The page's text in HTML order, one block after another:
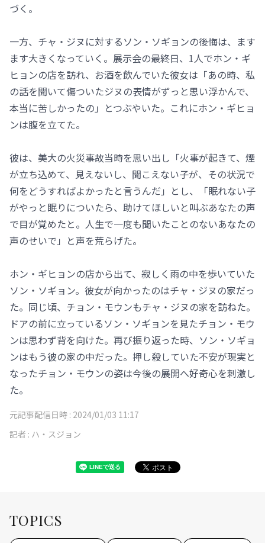
づく。
一方、チャ・ジヌに対するソン・ソギョンの後悔は、ます
ます大きくなっていく。展示会の最終日、1人でホン・ギ
ヒョンの店を訪れ、お酒を飲んでいた彼女は「あの時、私
の話を聞いて傷ついたジヌの表情がずっと思い浮かんで、
本当に苦しかったの」とつぶやいた。これにホン・ギヒョ
ンは腹を立てた。
彼は、美大の火災事故当時を思い出し「火事が起きて、煙
が立ち込めて、見えないし、聞こえない子が、その状況で
何をどうすればよかったと言うんだ」とし、「眠れない子
がやっと眠りについたら、助けてほしいと叫ぶあなたの声
で目が覚めたと。人生で一度も聞いたことのないあなたの
声のせいで」と声を荒らげた。
ホン・ギヒョンの店から出て、寂しく雨の中を歩いていた
ソン・ソギョン。彼女が向かったのはチャ・ジヌの家だっ
た。同じ頃、チョン・モウンもチャ・ジヌの家を訪ねた。
ドアの前に立っているソン・ソギョンを見たチョン・モウ
ンは思わず背を向けた。再び振り返った時、ソン・ソギョ
ンはもう彼の家の中だった。押し殺していた不安が現実と
なったチョン・モウンの姿は今後の展開へ好奇心を刺激し
た。
元記事配信日時 : 2024/01/03 11:17
記者 : ハ・スジョン
TOPICS